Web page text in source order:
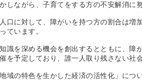
しながら、子育てをする方の不安解消に
口に対して、障がいを持つ方の割合は増
ています。
識を深める機会を創出するとともに、障
を予定しており、誰一人取り残さない社
の特色を生かした経済の活性化」につい